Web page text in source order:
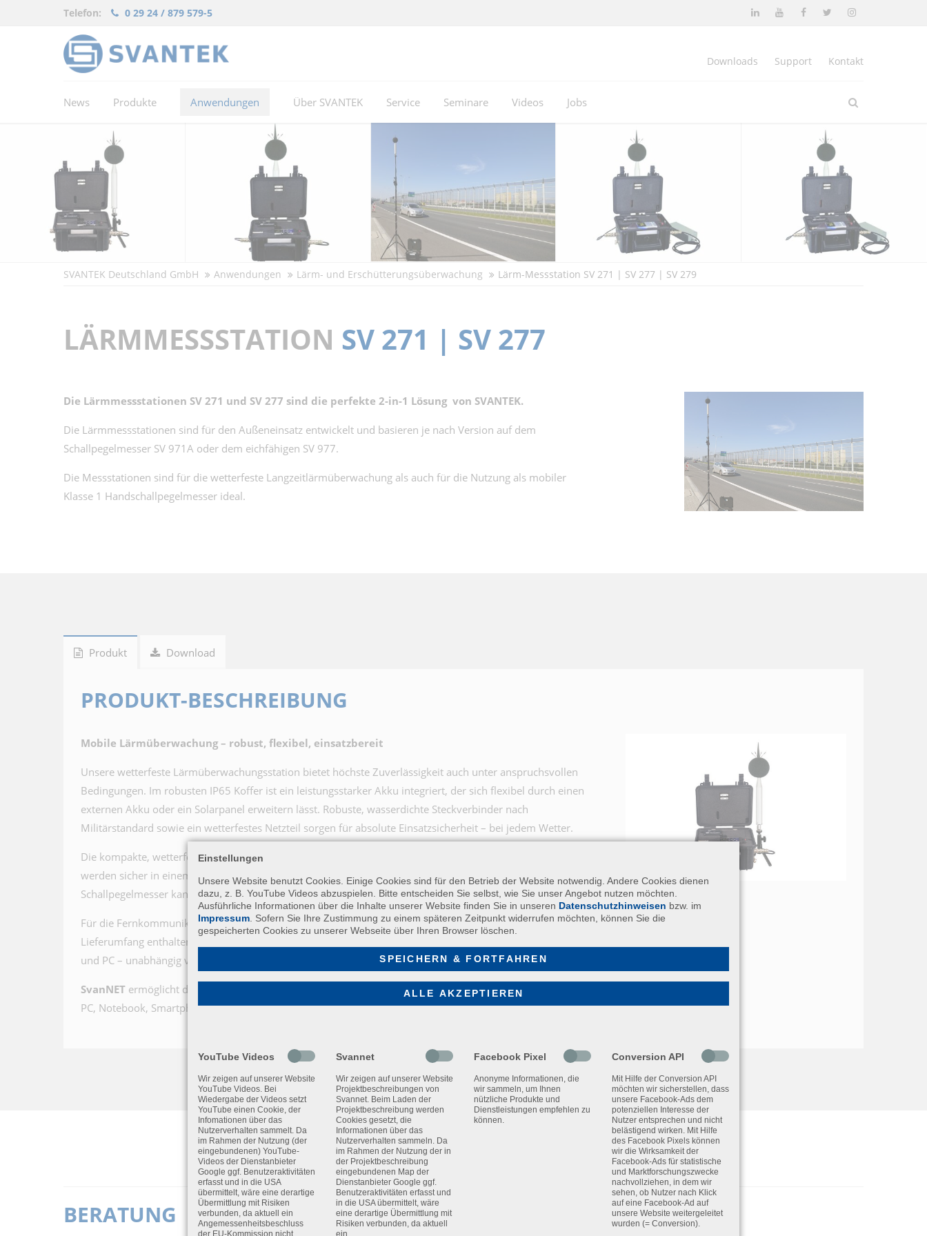
Telefon: 0 29 24 / 879 579-5
News Produkte Anwendungen Über SVANTEK Service Seminare Videos Jobs
Downloads Support Kontakt
SVANTEK Deutschland GmbH Anwendungen Lärm- und Erschütterungsüberwachung Lärm-Messstation SV 271 | SV 277 | SV 279
LÄRMMESSSTATION SV 271 | SV 277
Die Lärmmessstationen SV 271 und SV 277 sind die perfekte 2-in-1 Lösung von SVANTEK.
Die Lärmmessstationen sind für den Außeneinsatz entwickelt und basieren je nach Version auf dem
Schallpegelmesser SV 971A oder dem eichfähigen SV 977.
Die Messstationen sind für die wetterfeste Langzeitlärmüberwachung als auch für die Nutzung als mobiler
Klasse 1 Handschallpegelmesser ideal.
Produkt Download
PRODUKT-BESCHREIBUNG
Mobile Lärmüberwachung – robust, flexibel, einsatzbereit
Unsere wetterfeste Lärmüberwachungsstation bietet höchste Zuverlässigkeit auch unter anspruchsvollen
Bedingungen. Im robusten IP65 Koffer ist ein leistungsstarker Akku integriert, der sich flexibel durch einen
externen Akku oder ein Solarpanel erweitern lässt. Robuste, wasserdichte Steckverbinder nach
Militärstandard sowie ein wetterfestes Netzteil sorgen für absolute Einsatzsicherheit – bei jedem Wetter.
Die kompakte, wetterfeste Mikrofoneinheit lässt sich mühelos auf Masten installieren. Alle Zubehörteile
werden sicher in einem zweiten Tragekoffer geliefert – perfekt für den mobilen Einsatz. Der integrierte
Schallpegelmesser kann bei allen Versionen einfach entnommen und als Handgerät verwendet werden.
Für die Fernkommunikation kommt ein integriertes 4G-Modem (SV 277PRO) zum Einsatz. Die im
Lieferumfang enthaltene
und PC – unabhängig von der Art der SIM-Karte (öffentliche oder private IP-Adressen).
SvanNET ermöglicht die vollständige Steuerung und Konfiguration der Messstation per Browser – ob über
PC, Notebook, Smartphone oder Tablet.
BERATUNG PRODUKT-ANFRAGE
Einstellungen
Unsere Website benutzt Cookies. Einige Cookies sind für den Betrieb der Website notwendig. Andere Cookies dienen
dazu, z. B. YouTube Videos abzuspielen. Bitte entscheiden Sie selbst, wie Sie unser Angebot nutzen möchten.
Ausführliche Informationen über die Inhalte unserer Website finden Sie in unseren Datenschutzhinweisen bzw. im
Impressum . Sofern Sie Ihre Zustimmung zu einem späteren Zeitpunkt widerrufen möchten, können Sie die
gespeicherten Cookies zu unserer Webseite über Ihren Browser löschen.
SPEICHERN & FORTFAHREN
ALLE AKZEPTIEREN
YouTube Videos
Wir zeigen auf unserer Website
YouTube Videos. Bei
Wiedergabe der Videos setzt
YouTube einen Cookie, der
Infomationen über das
Nutzerverhalten sammelt. Da
im Rahmen der Nutzung (der
eingebundenen) YouTube-
Videos der Dienstanbieter
Google ggf. Benutzeraktivitäten
erfasst und in die USA
übermittelt, wäre eine derartige
Übermittlung mit Risiken
verbunden, da aktuell ein
Angemessenheitsbeschluss
der EU-Kommission nicht
Svannet
Wir zeigen auf unserer Website
Projektbeschreibungen von
Svannet. Beim Laden der
Projektbeschreibung werden
Cookies gesetzt, die
Informationen über das
Nutzerverhalten sammeln. Da
im Rahmen der Nutzung der in
der Projektbeschreibung
eingebundenen Map der
Dienstanbieter Google ggf.
Benutzeraktivitäten erfasst und
in die USA übermittelt, wäre
eine derartige Übermittlung mit
Risiken verbunden, da aktuell
ein
Facebook Pixel
Anonyme Informationen, die
wir sammeln, um Ihnen
nützliche Produkte und
Dienstleistungen empfehlen zu
können.
Conversion API
Mit Hilfe der Conversion API
möchten wir sicherstellen, dass
unsere Facebook-Ads dem
potenziellen Interesse der
Nutzer entsprechen und nicht
belästigend wirken. Mit Hilfe
des Facebook Pixels können
wir die Wirksamkeit der
Facebook-Ads für statistische
und Marktforschungszwecke
nachvollziehen, in dem wir
sehen, ob Nutzer nach Klick
auf eine Facebook-Ad auf
unsere Website weitergeleitet
wurden (= Conversion).